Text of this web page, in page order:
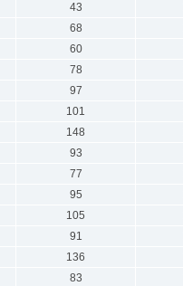
43
68
60
78
97
101
148
93
77
95
105
91
136
83